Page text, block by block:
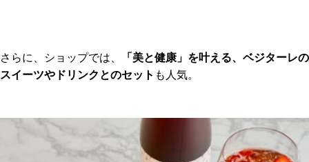
さらに、ショップでは、
「美と健康」を叶える、ベジターレの
スイーツやドリンクとのセット も人気。